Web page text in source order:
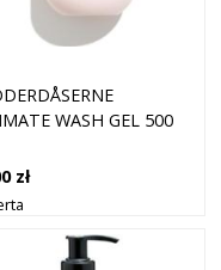
WASH GEL 500
zł